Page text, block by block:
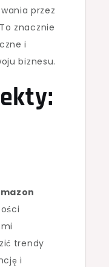
przez
znacznie
i
biznesu.
trendy
i